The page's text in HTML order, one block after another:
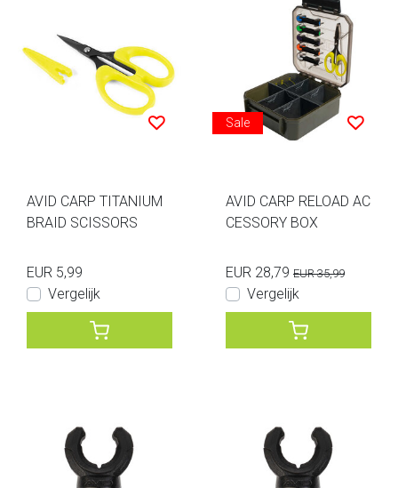
AVID CARP TITANIUM
BRAID SCISSORS
EUR 5,99
Vergelijk
Sale
AVID CARP RELOAD AC
CESSORY BOX
EUR 28,79 EUR 35,99
Vergelijk